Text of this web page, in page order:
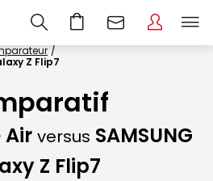
Z Flip7
Air versus SAMSUNG
Z Flip7